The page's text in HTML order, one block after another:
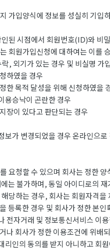
가입양식에 정보를 성실히 기입
된 시점에서 회원번호(ID)와 비
회원가입신청에 대하여는 이를
외기가 있는 경우 및 비실명 가
였을 경우
목적 달성을 위해 신청하였을
승낙이 곤란한 경우
이 있다고 판단되는 경우
보가 변경되었을 경우 온라인으
요청할 수 있으며 회사는 정한
는 불가하며, 동일 아이디로의
당하는 경우, 회사는 회원자격을
록한 경우 및 회사가 정한 본인
자거래 및 정보통신서비스 이용
회사가 정한 이용조건에 위배
의 동의를 받지 아니하고 회원